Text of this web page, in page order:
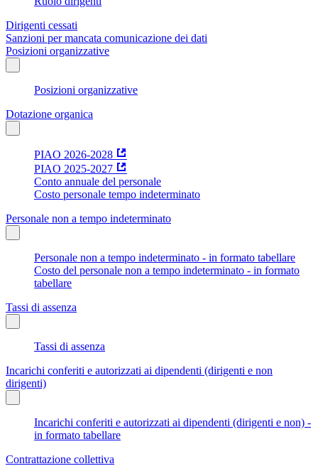
Dirigenti cessati
Sanzioni per mancata comunicazione dei dati
Posizioni organizzative
Posizioni organizzative
Dotazione organica
PIAO 2026-2028
PIAO 2025-2027
Conto annuale del personale
Costo personale tempo indeterminato
Personale non a tempo indeterminato
Personale non a tempo indeterminato - in formato tabellare
Costo del personale non a tempo indeterminato - in formato
tabellare
Tassi di assenza
Tassi di assenza
Incarichi conferiti e autorizzati ai dipendenti (dirigenti e non
dirigenti)
Incarichi conferiti e autorizzati ai dipendenti (dirigenti e non) -
in formato tabellare
Contrattazione collettiva